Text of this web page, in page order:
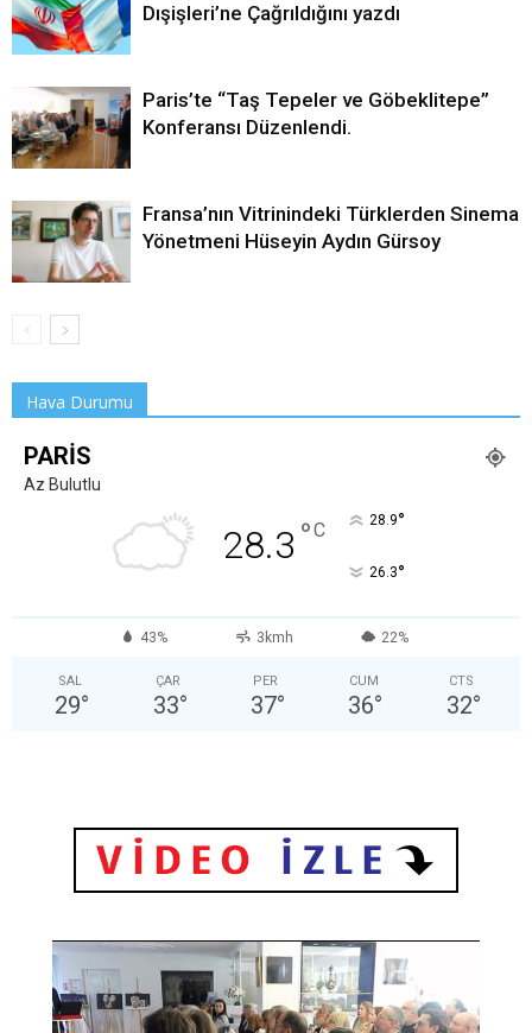
Dışişleri’ne Çağrıldığını yazdı
Paris’te “Taş Tepeler ve Göbeklitepe”
Konferansı Düzenlendi.
Fransa’nın Vitrinindeki Türklerden Sinema
Yönetmeni Hüseyin Aydın Gürsoy
Hava Durumu
PARIS
Az Bulutlu
28.3 °C 28.9°
26.3°
43% 3kmh 22%
SAL
29°
ÇAR
33°
PER
37°
CUM
36°
CTS
32°